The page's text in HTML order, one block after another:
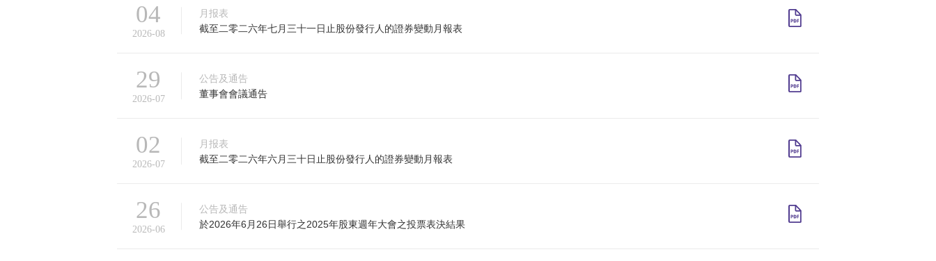
04
2026-08
月报表
截至二零二六年七月三十一日止股份發行人的證券變動月報表
29
2026-07
公告及通告
董事會會議通告
02
2026-07
月报表
截至二零二六年六月三十日止股份發行人的證券變動月報表
26
2026-06
公告及通告
於2026年6月26日舉行之2025年股東週年大會之投票表決結果